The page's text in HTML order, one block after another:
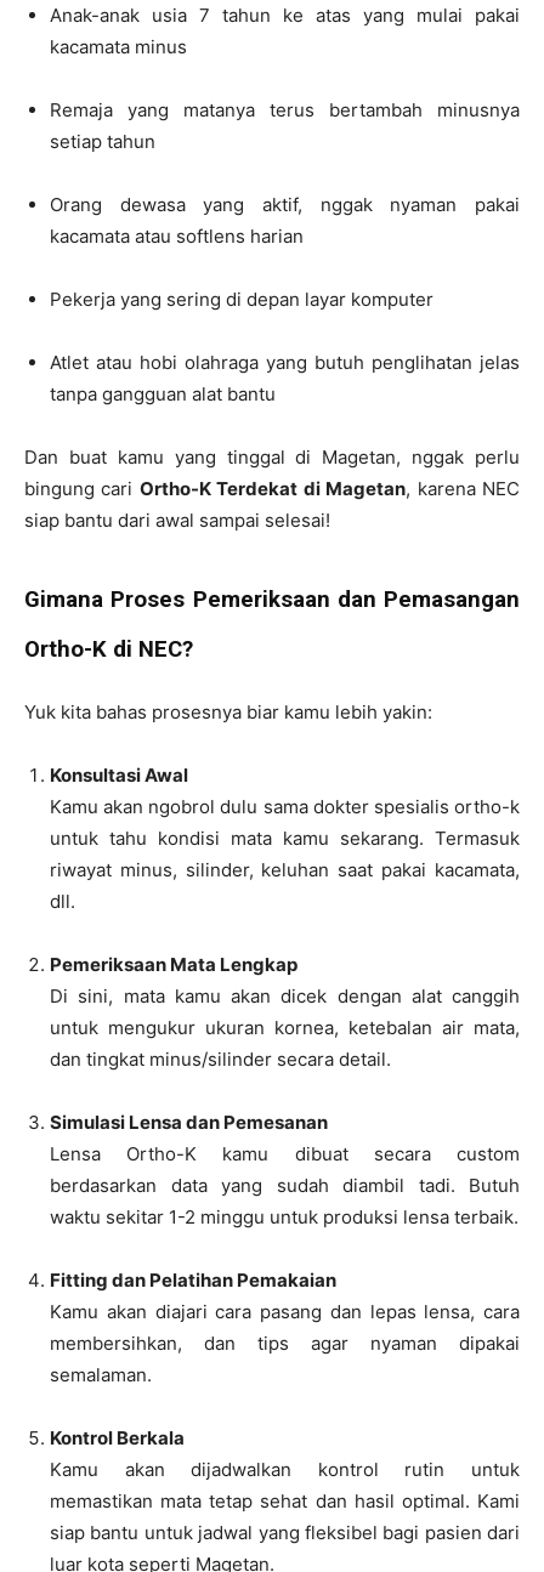
Anak-anak usia 7 tahun ke atas yang mulai pakai
kacamata minus
Remaja yang matanya terus bertambah minusnya
setiap tahun
Orang dewasa yang aktif, nggak nyaman pakai
kacamata atau softlens harian
Pekerja yang sering di depan layar komputer
Atlet atau hobi olahraga yang butuh penglihatan jelas
tanpa gangguan alat bantu
Dan buat kamu yang tinggal di Magetan, nggak perlu
bingung cari Ortho-K Terdekat di Magetan, karena NEC
siap bantu dari awal sampai selesai!
Gimana Proses Pemeriksaan dan Pemasangan
Ortho-K di NEC?
Yuk kita bahas prosesnya biar kamu lebih yakin:
Konsultasi Awal
Kamu akan ngobrol dulu sama dokter spesialis ortho-k
untuk tahu kondisi mata kamu sekarang. Termasuk
riwayat minus, silinder, keluhan saat pakai kacamata,
dll.
Pemeriksaan Mata Lengkap
Di sini, mata kamu akan dicek dengan alat canggih
untuk mengukur ukuran kornea, ketebalan air mata,
dan tingkat minus/silinder secara detail.
Simulasi Lensa dan Pemesanan
Lensa Ortho-K kamu dibuat secara custom
berdasarkan data yang sudah diambil tadi. Butuh
waktu sekitar 1-2 minggu untuk produksi lensa terbaik.
Fitting dan Pelatihan Pemakaian
Kamu akan diajari cara pasang dan lepas lensa, cara
membersihkan, dan tips agar nyaman dipakai
semalaman.
Kontrol Berkala
Kamu akan dijadwalkan kontrol rutin untuk
memastikan mata tetap sehat dan hasil optimal. Kami
siap bantu untuk jadwal yang fleksibel bagi pasien dari
luar kota seperti Magetan.